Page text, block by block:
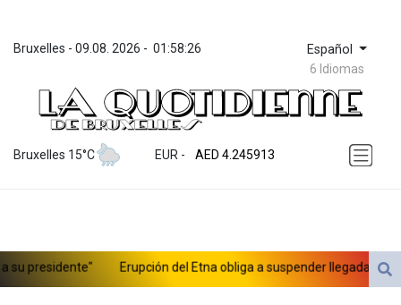
Bruxelles - 09.08. 2026 - 01:58:26 Español
6 Idiomas
Bruxelles 15°C EUR -
ZWL 372.275202
AED 4.245913
AFN 76.887634
ARS 1724.882567
AUD 1.638747
presidente" Erupción del Etna obliga a suspender llegadas a un